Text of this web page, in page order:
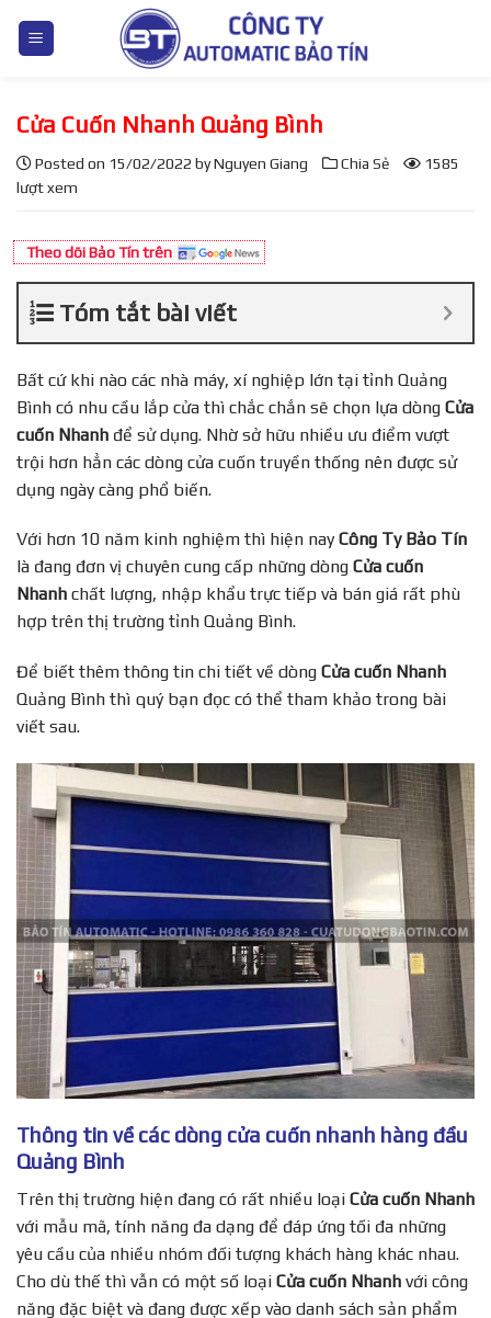
Cửa Cuốn Nhanh Quảng Bình
Posted on 15/02/2022 byNguyen Giang Chia Sẻ
1585
lượt xem
Theo dõi Bảo Tín trên
Tóm tắt bài viết
Bất cứ khi nào các nhà máy, xí nghiệp lớn tại tỉnh Quảng
Bình có nhu cầu lắp cửa thì chắc chắn sẽ chọn lựa dòng Cửa
cuốn Nhanh để sử dụng. Nhờ sở hữu nhiều ưu điểm vượt
trội hơn hẳn các dòng cửa cuốn truyền thống nên được sử
dụng ngày càng phổ biến.
Với hơn 10 năm kinh nghiệm thì hiện nay Công Ty Bảo Tín
là đang đơn vị chuyên cung cấp những dòng Cửa cuốn
Nhanh chất lượng, nhập khẩu trực tiếp và bán giá rất phù
hợp trên thị trường tỉnh Quảng Bình.
Để biết thêm thông tin chi tiết về dòng Cửa cuốn Nhanh
Quảng Bình thì quý bạn đọc có thể tham khảo trong bài
viết sau.
Thông tin về các dòng cửa cuốn nhanh hàng đầu
Quảng Bình
Trên thị trường hiện đang có rất nhiều loại Cửa cuốn Nhanh
với mẫu mã, tính năng đa dạng để đáp ứng tối đa những
yêu cầu của nhiều nhóm đối tượng khách hàng khác nhau.
Cho dù thế thì vẫn có một số loại Cửa cuốn Nhanh với công
năng đặc biệt và đang được xếp vào danh sách sản phẩm